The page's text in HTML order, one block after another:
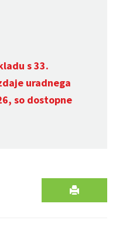
s 33.
uradnega
so dostopne